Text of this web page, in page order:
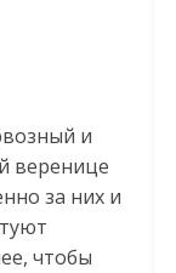
и
веренице
за них и
чтобы